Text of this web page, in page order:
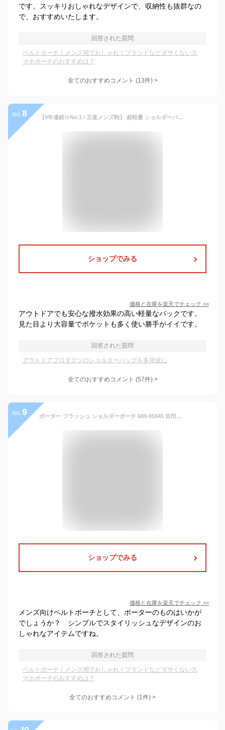
です。スッキリおしゃれなデザインで、収納性も抜群なの
で、おすすめいたします。
回答された質問
ベルトポーチ｜メンズ用でおしゃれ！ブランドなどダサくないス
マホポーチのおすすめは？
全てのおすすめコメント (13件) >
no. 8 【9年連続☆No.1 / 王道メンズ鞄】 超軽量 ショルダーバッグ ナイロン 8ポケット 撥水 スキミング 防止 軽い 斜めがけ バッグ サコッシュ ウエストバッグ メンズ レディース 小型 収納 ボディバッグ 人気 カバン ブランド アウトドア 旅行 散歩 トラベル ビジネス / SHB1
ショップでみる
価格と在庫を楽天でチェック >>
アウトドアでも安心な撥水効果の高い軽量なバックです。
見た目より大容量でポケットも多く使い勝手がイイです。
回答された質問
アウトドアプロダクツのショルダーバッグを多用途に
全てのおすすめコメント (57件) >
no. 9 ポーター フラッシュ ショルダーポーチ 689-05945 吉田カバン ネックポーチ ショルダーバッグ ベルトポーチ 斜め掛け 撥水 PORTER FLASH
ショップでみる
価格と在庫を楽天でチェック >>
メンズ向けベルトポーチとして、ポーターのものはいかが
でしょうか？ シンプルでスタイリッシュなデザインのお
しゃれなアイテムですね。
回答された質問
ベルトポーチ｜メンズ用でおしゃれ！ブランドなどダサくないス
マホポーチのおすすめは？
全てのおすすめコメント (1件) >